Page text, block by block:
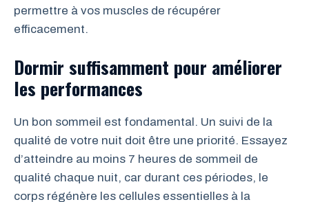
permettre à vos muscles de récupérer
efficacement.
Dormir suffisamment pour améliorer
les performances
Un bon sommeil est fondamental. Un suivi de la
qualité de votre nuit doit être une priorité. Essayez
d’atteindre au moins 7 heures de sommeil de
qualité chaque nuit, car durant ces périodes, le
corps régénère les cellules essentielles à la